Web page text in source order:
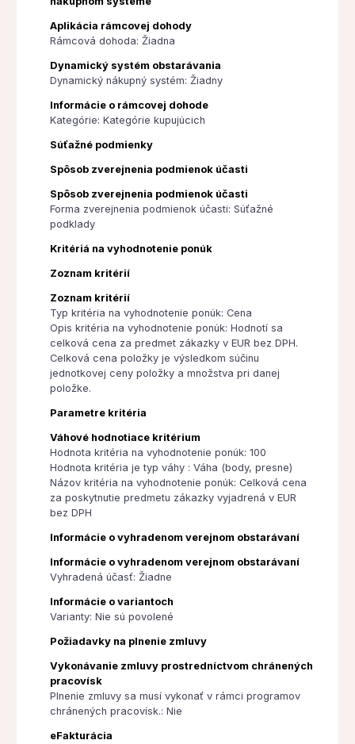
Aplikácia rámcovej dohody
Rámcová dohoda: Žiadna
Dynamický systém obstarávania
Dynamický nákupný systém: Žiadny
Informácie o rámcovej dohode
Kategórie: Kategórie kupujúcich
Súťažné podmienky
Spôsob zverejnenia podmienok účasti
Spôsob zverejnenia podmienok účasti
Forma zverejnenia podmienok účasti: Súťažné
podklady
Kritériá na vyhodnotenie ponúk
Zoznam kritérií
Zoznam kritérií
Typ kritéria na vyhodnotenie ponúk: Cena
Opis kritéria na vyhodnotenie ponúk: Hodnotí sa
celková cena za predmet zákazky v EUR bez DPH.
Celková cena položky je výsledkom súčinu
jednotkovej ceny položky a množstva pri danej
položke.
Parametre kritéria
Váhové hodnotiace kritérium
Hodnota kritéria na vyhodnotenie ponúk: 100
Hodnota kritéria je typ váhy : Váha (body, presne)
Názov kritéria na vyhodnotenie ponúk: Celková cena
za poskytnutie predmetu zákazky vyjadrená v EUR
bez DPH
Informácie o vyhradenom verejnom obstarávaní
Informácie o vyhradenom verejnom obstarávaní
Vyhradená účasť: Žiadne
Informácie o variantoch
Varianty: Nie sú povolené
Požiadavky na plnenie zmluvy
Vykonávanie zmluvy prostredníctvom chránených
pracovísk
Plnenie zmluvy sa musí vykonať v rámci programov
chránených pracovísk.: Nie
eFakturácia